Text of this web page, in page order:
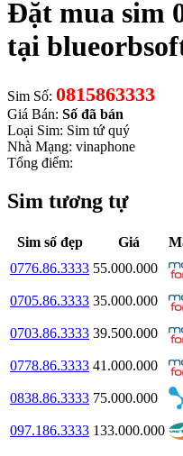
Đặt mua sim
tại
Sim Số: 0815863333
Giá Bán: Số đã bán
Loại Sim: Sim tứ quý
Nhà Mạng: vinaphone
Tổng điểm:
Sim tương tự
Sim số đẹp Giá
0776.86.3333 55.000.000
0705.86.3333 35.000.000
0703.86.3333 39.500.000
0778.86.3333 41.000.000
0838.86.3333 75.000.000
097.186.3333 133.000.000